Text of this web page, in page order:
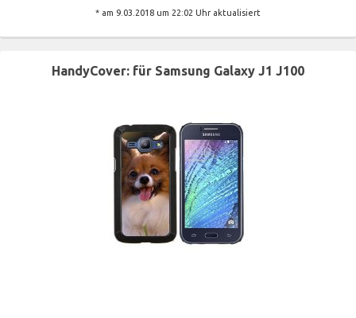
* am 9.03.2018 um 22:02 Uhr aktualisiert
HandyCover: für Samsung Galaxy J1 J100